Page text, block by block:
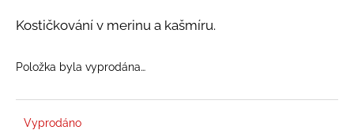
Kostičkování v merinu a kašmíru.
Položka byla vyprodána…
Vyprodáno
o